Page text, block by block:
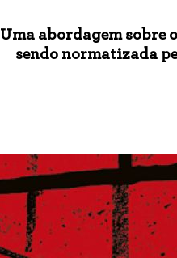
Uma abordagem sobre
sendo normatizada